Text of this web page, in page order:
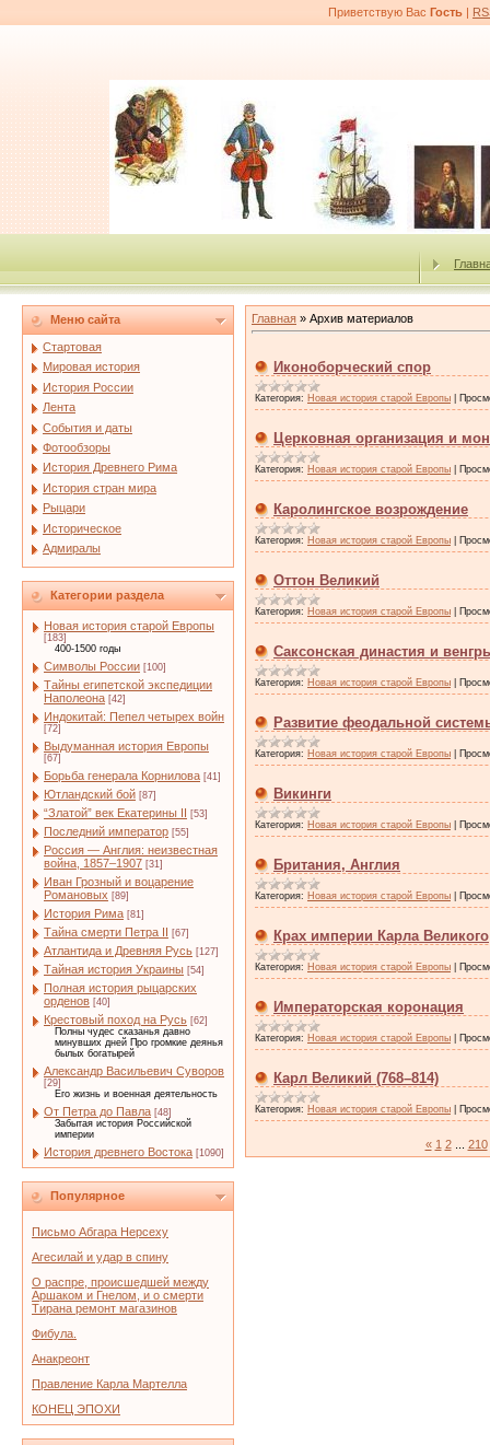
Приветствую Вас Гость |
Меню сайта
Стартовая
Мировая история
История России
Лента
События и даты
Фотообзоры
История Древнего Рима
История стран мира
Рыцари
Историческое
Адмиралы
Категории раздела
Новая история старой Европы
[183]
400-1500 годы
Символы России [100]
Тайны египетской экспедиции
Наполеона [42]
Индокитай: Пепел четырех войн
[72]
Выдуманная история Европы
[67]
Борьба генерала Корнилова [41]
Ютландский бой [87]
“Златой” век Екатерины II [53]
Последний император [55]
Россия — Англия: неизвестная
война, 1857–1907 [31]
Иван Грозный и воцарение
Романовых [89]
История Рима [81]
Тайна смерти Петра II [67]
Атлантида и Древняя Русь [127]
Тайная история Украины [54]
Полная история рыцарских
орденов [40]
Крестовый поход на Русь [62]
Полны чудес сказанья давно
минувших дней Про громкие деянья
былых богатырей
Александр Васильевич Суворов
[29]
Его жизнь и военная деятельность
От Петра до Павла [48]
Забытая история Российской
империи
История древнего Востока [1090]
Популярное
Письмо Абгара Нерсеху
Агесилай и удар в спину
О распре, происшедшей между
Аршаком и Гнелом, и о смерти
Тирана ремонт магазинов
Фибула.
Анакреонт
Правление Карла Мартелла
КОНЕЦ ЭПОХИ
Главная » Архив материалов
Иконоборческий спор
Категория: Новая история старой Европы
Церковная организация и
Категория: Новая история старой Европы
Каролингское возрождение
Категория: Новая история старой Европы
Оттон Великий
Категория: Новая история старой Европы
Саксонская династия и
Категория: Новая история старой Европы
Развитие феодальной
Категория: Новая история старой Европы
Викинги
Категория: Новая история старой Европы
Британия, Англия
Категория: Новая история старой Европы
Крах империи Карла Великого
Категория: Новая история старой Европы
Императорская коронация
Категория: Новая история старой Европы
Карл Великий (768–814)
Категория: Новая история старой Европы
« 1 2 210